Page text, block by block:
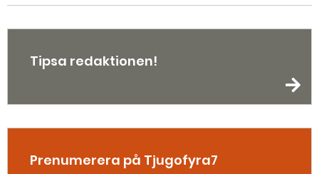
Tipsa redaktionen!
Prenumerera på Tjugofyra7